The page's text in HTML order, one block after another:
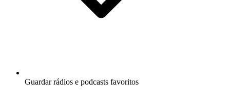
Guardar rádios e podcasts favoritos